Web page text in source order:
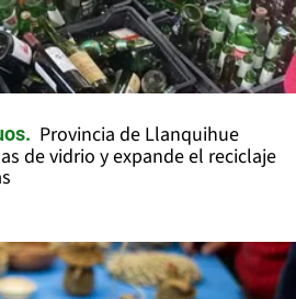
Provincia de Llanquihue
de vidrio y expande el reciclaje